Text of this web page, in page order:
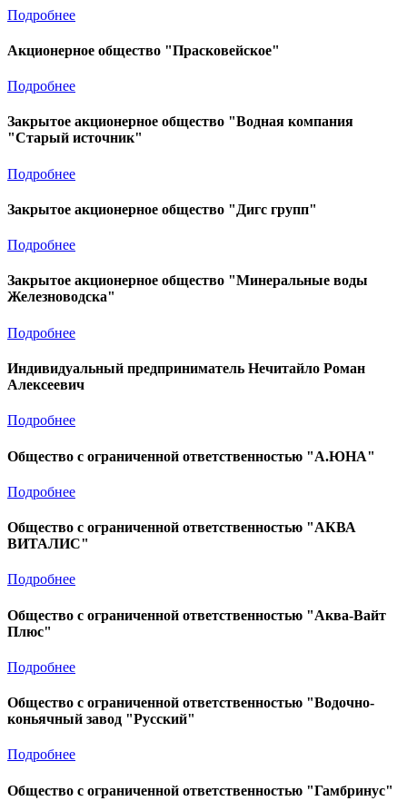
Подробнее
Акционерное общество "Прасковейское"
Подробнее
Закрытое акционерное общество "Водная компания
"Старый источник"
Подробнее
Закрытое акционерное общество "Дигс групп"
Подробнее
Закрытое акционерное общество "Минеральные воды
Железноводска"
Подробнее
Индивидуальный предприниматель Нечитайло Роман
Алексеевич
Подробнее
Общество с ограниченной ответственностью "А.ЮНА"
Подробнее
Общество с ограниченной ответственностью "АКВА
ВИТАЛИС"
Подробнее
Общество с ограниченной ответственностью "Аква-Вайт
Плюс"
Подробнее
Общество с ограниченной ответственностью "Водочно-
коньячный завод "Русский"
Подробнее
Общество с ограниченной ответственностью "Гамбринус"